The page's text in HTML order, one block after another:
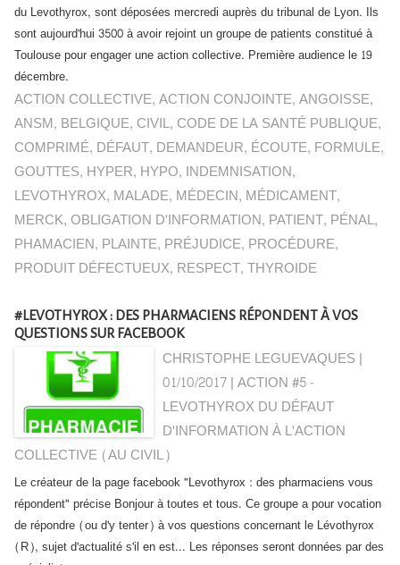
du Levothyrox, sont déposées mercredi auprès du tribunal de Lyon. Ils
sont aujourd'hui 3500 à avoir rejoint un groupe de patients constitué à
Toulouse pour engager une action collective. Première audience le 19
décembre.
ACTION COLLECTIVE,ACTION CONJOINTE,ANGOISSE,
ANSM, BELGIQUE, CIVIL, CODE DE LA SANTÉ PUBLIQUE,
COMPRIMÉ, DÉFAUT, DEMANDEUR, ÉCOUTE, FORMULE,
GOUTTES, HYPER, HYPO, INDEMNISATION,
LEVOTHYROX, MALADE, MÉDECIN, MÉDICAMENT,
MERCK,OBLIGATION D'INFORMATION, PATIENT, PÉNAL,
PHAMACIEN, PLAINTE, PRÉJUDICE, PROCÉDURE,
PRODUIT DÉFECTUEUX, RESPECT,THYROIDE
#LEVOTHYROX : DES PHARMACIENS RÉPONDENT À VOS
QUESTIONS SUR FACEBOOK
CHRISTOPHE LEGUEVAQUES |
01/10/2017|ACTION #5 -
LEVOTHYROX DU DÉFAUT
D'INFORMATION À L'ACTION
COLLECTIVE (AU CIVIL)
Le créateur de la page facebook "Levothyrox : des pharmaciens vous
répondent" précise Bonjour à toutes et tous. Ce groupe a pour vocation
de répondre (ou d'y tenter) à vos questions concernant le Lévothyrox
(R), sujet d'actualité s'il en est... Les réponses seront données par des